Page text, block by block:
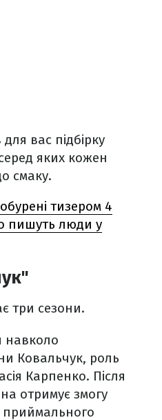
для вас підбірку
яких кожен
смаку.
тизером 4
пишуть люди у
три сезони.
навколо
Ковальчук, роль
Карпенко. Після
отримує змогу